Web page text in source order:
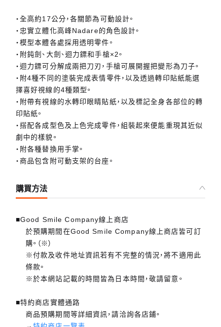
・全高約17公分，各關節為可動設計。
・忠實立體化高峰Nadare的角色設計。
・模型本體各處採用透明零件。
・附鈍劍、大劍、迴力鏢和手槍×2。
・迴力鏢可分解成兩把刀刃，手槍可展開握把變形為刀子。
・附4種不同的塗裝完成表情零件，以及透過轉印貼紙能選
擇喜好視線的4種類型。
・附帶有視線的水轉印眼睛貼紙，以及標記全身各部位的轉
印貼紙。
・搭配各成型色及上色完成零件，組裝起來便能重現其近似
劇中的樣貌。
・附各種替換用手掌。
・商品包含附可動支架的台座。
購買方法
■Good Smile Company線上商店
於預購期間在Good Smile Company線上商店皆可訂
購。（※）
※付款及收件地址資訊若有不完整的情況，將不適用此
條款。
※於本網站記載的時間皆為日本時間，敬請留意。
■特約商店實體通路
商品預購期間等詳細資訊，請洽詢各店鋪。